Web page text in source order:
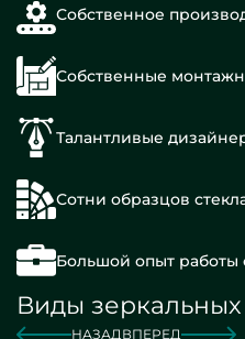
Собственное
Собственные
Талантливые
Сотни образцов
Большой опыт работы
Виды
НАЗАДВПЕРЕД